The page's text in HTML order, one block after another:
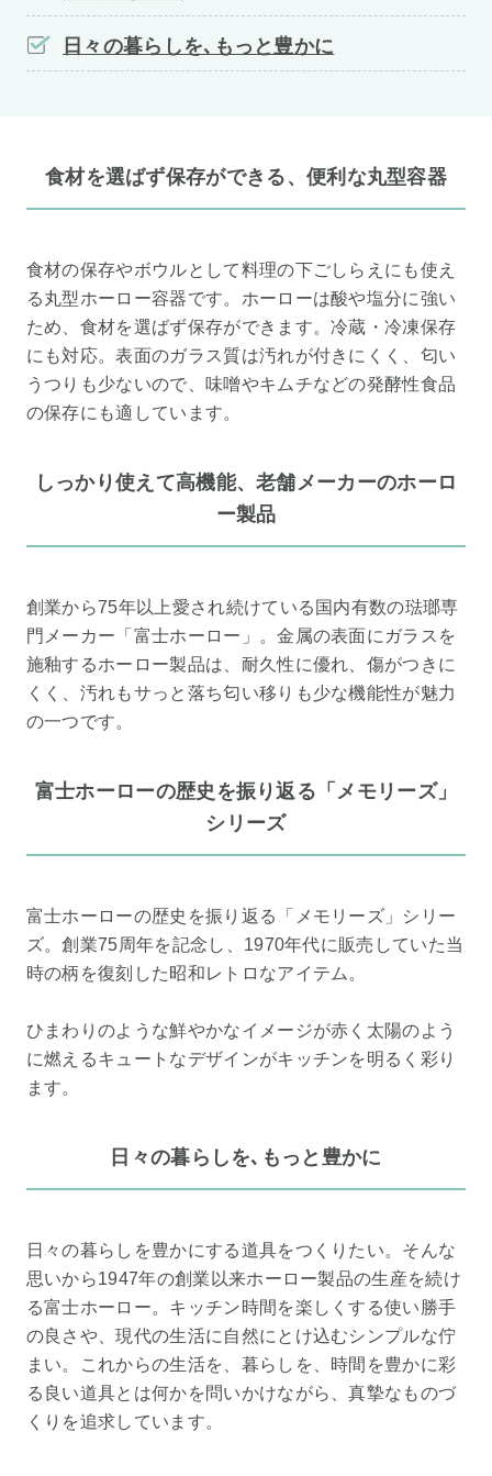
日々の暮らしを､もっと豊かに
食材を選ばず保存ができる、便利な丸型容器
食材の保存やボウルとして料理の下ごしらえにも使え
る丸型ホーロー容器です。ホーローは酸や塩分に強い
ため、食材を選ばず保存ができます。冷蔵・冷凍保存
にも対応。表面のガラス質は汚れが付きにくく、匂い
うつりも少ないので、味噌やキムチなどの発酵性食品
の保存にも適しています。
しっかり使えて高機能、老舗メーカーのホーロ
ー製品
創業から75年以上愛され続けている国内有数の琺瑯専
門メーカー「富士ホーロー」。金属の表面にガラスを
施釉するホーロー製品は、耐久性に優れ、傷がつきに
くく、汚れもサっと落ち匂い移りも少な機能性が魅力
の一つです。
富士ホーローの歴史を振り返る「メモリーズ」
シリーズ
富士ホーローの歴史を振り返る「メモリーズ」シリー
ズ。創業75周年を記念し、1970年代に販売していた当
時の柄を復刻した昭和レトロなアイテム。
ひまわりのような鮮やかなイメージが赤く太陽のよう
に燃えるキュートなデザインがキッチンを明るく彩り
ます。
日々の暮らしを､もっと豊かに
日々の暮らしを豊かにする道具をつくりたい。そんな
思いから1947年の創業以来ホーロー製品の生産を続け
る富士ホーロー。キッチン時間を楽しくする使い勝手
の良さや、現代の生活に自然にとけ込むシンプルな佇
まい。これからの生活を、暮らしを、時間を豊かに彩
る良い道具とは何かを問いかけながら、真摯なものづ
くりを追求しています。